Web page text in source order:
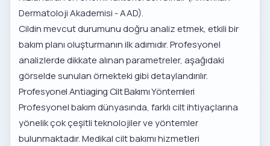
Dermatoloji Akademisi - AAD).
Cildin mevcut durumunu doğru analiz etmek, etkili bir
bakım planı oluşturmanın ilk adımıdır. Profesyonel
analizlerde dikkate alınan parametreler, aşağıdaki
görselde sunulan örnekteki gibi detaylandırılır.
Profesyonel Antiaging Cilt Bakımı Yöntemleri
Profesyonel bakım dünyasında, farklı cilt ihtiyaçlarına
yönelik çok çeşitli teknolojiler ve yöntemler
bulunmaktadır.Medikal cilt bakımı hizmetleri